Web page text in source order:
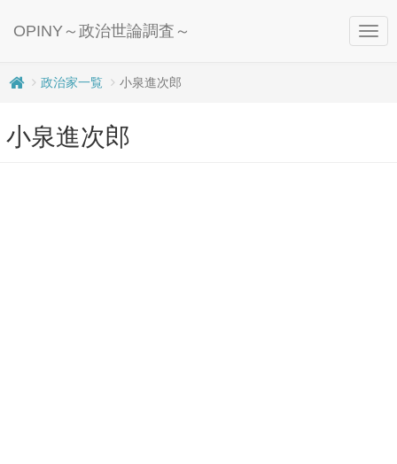
OPINY～政治世論調査～
政治家一覧 小泉進次郎
小泉進次郎